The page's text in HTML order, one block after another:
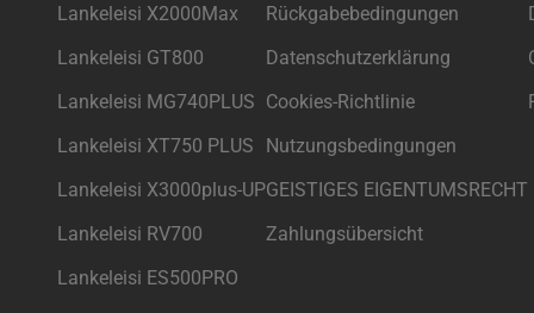
Lankeleisi X2000Max
Lankeleisi GT800
Lankeleisi MG740PLUS
Lankeleisi XT750 PLUS
Lankeleisi X3000plus-UP
Lankeleisi RV700
Lankeleisi ES500PRO
Rückgabebedingungen
Datenschutzerklärung
Cookies-Richtlinie
Nutzungsbedingungen
GEISTIGES EIGENTUMSRECHT
Zahlungsübersicht